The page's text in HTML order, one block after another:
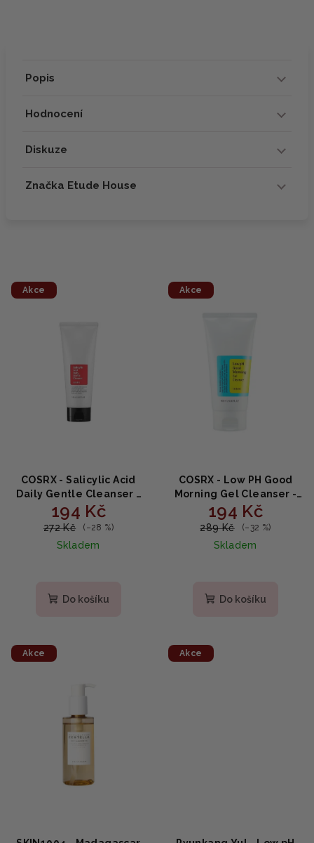
Popis
Hodnocení
Diskuze
Značka Etude House
Akce
COSRX - Salicylic Acid
Daily Gentle Cleanser -
jemný pěnový čistič
150ml
194 Kč
272 Kč (–28 %)
Skladem
Do košíku
Akce
COSRX - Low PH Good
Morning Gel Cleanser -
čisticí gel s nízkým pH
150 ml
194 Kč
289 Kč (–32 %)
Skladem
Do košíku
Akce Akce